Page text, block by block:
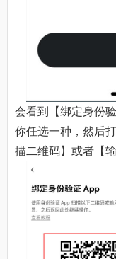
会看到【绑定身份
你任选一种，然后
描二维码】或者【